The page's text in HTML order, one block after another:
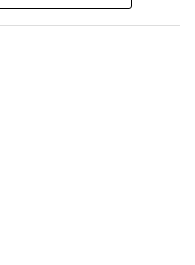
ασίστ με τον ΠΑΣ
αγωνιστεί σε Λαμία (10